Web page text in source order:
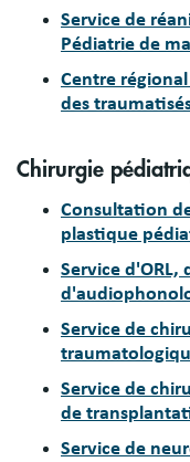
Service de
Pédiatrie de
Centre
des
Chirurgie
Consultation
plastique
Service d'ORL,
Service de
Service de
de
Service de